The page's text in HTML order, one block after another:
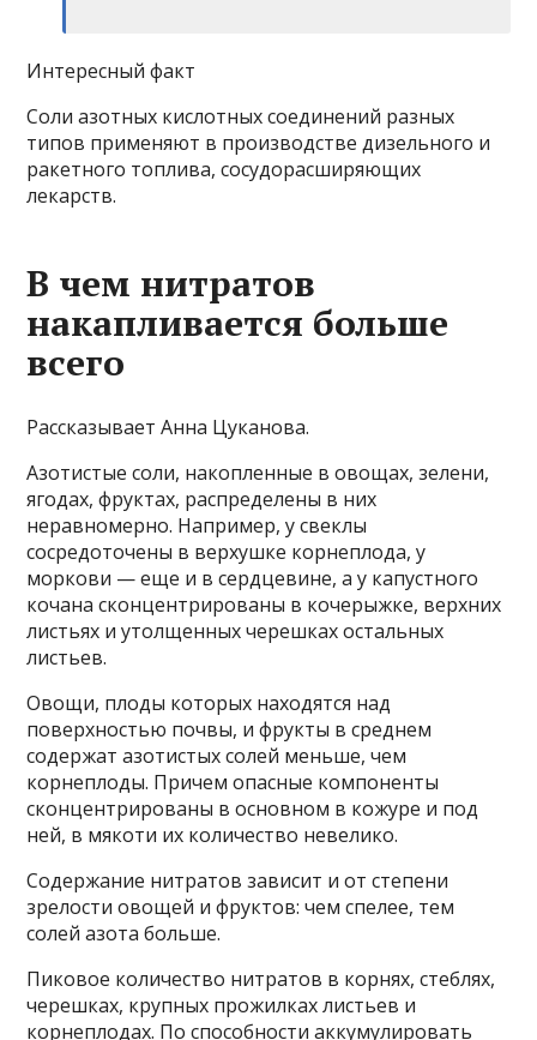
Интересный факт
Соли азотных кислотных соединений разных
типов применяют в производстве дизельного и
ракетного топлива, сосудорасширяющих
лекарств.
В чем нитратов
накапливается больше
всего
Рассказывает Анна Цуканова.
Азотистые соли, накопленные в овощах, зелени,
ягодах, фруктах, распределены в них
неравномерно. Например, у свеклы
сосредоточены в верхушке корнеплода, у
моркови — еще и в сердцевине, а у капустного
кочана сконцентрированы в кочерыжке, верхних
листьях и утолщенных черешках остальных
листьев.
Овощи, плоды которых находятся над
поверхностью почвы, и фрукты в среднем
содержат азотистых солей меньше, чем
корнеплоды. Причем опасные компоненты
сконцентрированы в основном в кожуре и под
ней, в мякоти их количество невелико.
Содержание нитратов зависит и от степени
зрелости овощей и фруктов: чем спелее, тем
солей азота больше.
Пиковое количество нитратов в корнях, стеблях,
черешках, крупных прожилках листьев и
корнеплодах. По способности аккумулировать